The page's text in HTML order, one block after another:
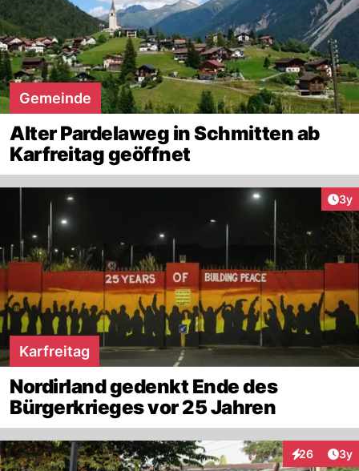
Gemeinde
Alter Pardelaweg in Schmitten ab
Karfreitag geöffnet
3y
Karfreitag
Nordirland gedenkt Ende des
Bürgerkrieges vor 25 Jahren
26
Interaktionen
3y